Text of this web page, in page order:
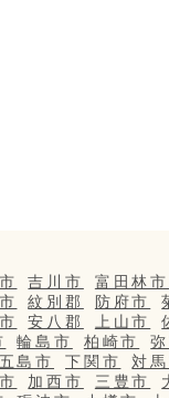
吉川市 富田林市
紋別郡 防府市
安八郡 上山市
輪島市 柏崎市
五島市 下関市 対
加西市 三豊市